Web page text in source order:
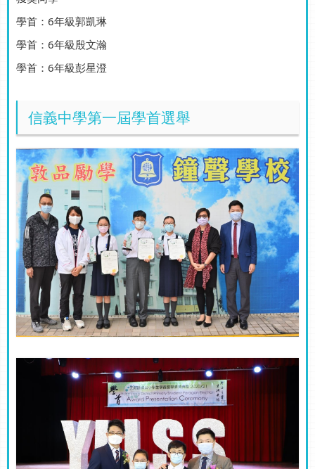
學首：6年級郭凱琳
學首：6年級殷文瀚
學首：6年級彭星澄
信義中學第一屆學首選舉